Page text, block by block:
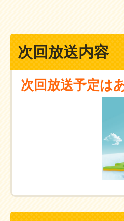
次回放送内容
次回放送予定は